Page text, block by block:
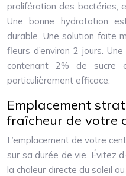
prolifération des bactéries,
Une bonne hydratation
durable. Une solution faite
fleurs d’environ 2 jours.
contenant 2% de sucre
particulièrement efficace.
Emplacement
fraîcheur de votre
L’emplacement de votre
sur sa durée de vie. Évitez
la chaleur directe du soleil